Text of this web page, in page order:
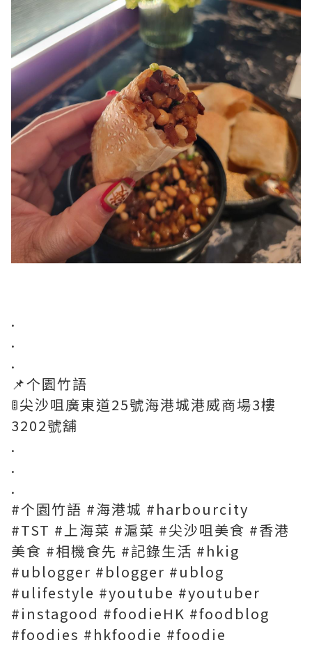
.
.
.
📌个園竹語
🚦尖沙咀廣東道25號海港城港威商場3樓
3202號舖
.
.
.
#个園竹語 #海港城 #harbourcity
#TST #上海菜 #滬菜 #尖沙咀美食 #香港
美食 #相機食先 #記錄生活 #hkig
#ublogger #blogger #ublog
#ulifestyle #youtube #youtuber
#instagood #foodieHK #foodblog
#foodies #hkfoodie #foodie